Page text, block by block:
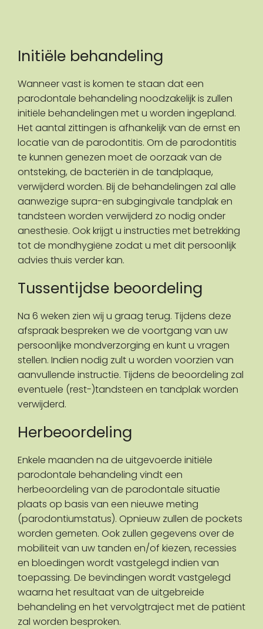
Initiële behandeling
Wanneer vast is komen te staan dat een
parodontale behandeling noodzakelijk is zullen
initiële behandelingen met u worden ingepland.
Het aantal zittingen is afhankelijk van de ernst en
locatie van de parodontitis. Om de parodontitis
te kunnen genezen moet de oorzaak van de
ontsteking, de bacteriën in de tandplaque,
verwijderd worden. Bij de behandelingen zal alle
aanwezige supra-en subgingivale tandplak en
tandsteen worden verwijderd zo nodig onder
anesthesie. Ook krijgt u instructies met betrekking
tot de mondhygiëne zodat u met dit persoonlijk
advies thuis verder kan.
Tussentijdse beoordeling
Na 6 weken zien wij u graag terug. Tijdens deze
afspraak bespreken we de voortgang van uw
persoonlijke mondverzorging en kunt u vragen
stellen. Indien nodig zult u worden voorzien van
aanvullende instructie. Tijdens de beoordeling zal
eventuele (rest-)tandsteen en tandplak worden
verwijderd.
Herbeoordeling
Enkele maanden na de uitgevoerde initiële
parodontale behandeling vindt een
herbeoordeling van de parodontale situatie
plaats op basis van een nieuwe meting
(parodontiumstatus). Opnieuw zullen de pockets
worden gemeten. Ook zullen gegevens over de
mobiliteit van uw tanden en/of kiezen, recessies
en bloedingen wordt vastgelegd indien van
toepassing. De bevindingen wordt vastgelegd
waarna het resultaat van de uitgebreide
behandeling en het vervolgtraject met de patiënt
zal worden besproken.